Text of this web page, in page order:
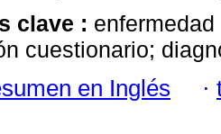
clave :
cuestionario;
en Inglés ·